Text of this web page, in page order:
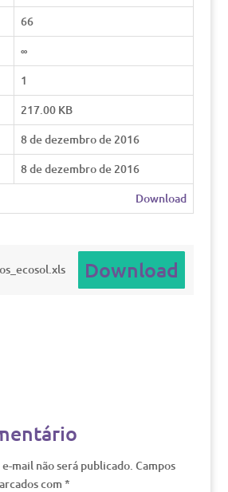
66
∞
1
217.00 KB
8 de dezembro de 2016
8 de dezembro de 2016
Download
Download
mail não será publicado. Campos
com *